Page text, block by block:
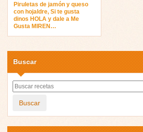
Piruletas de jamón y queso
con hojaldre, Si te gusta
dinos HOLA y dale a Me
Gusta MIREN…
Buscar
Buscar